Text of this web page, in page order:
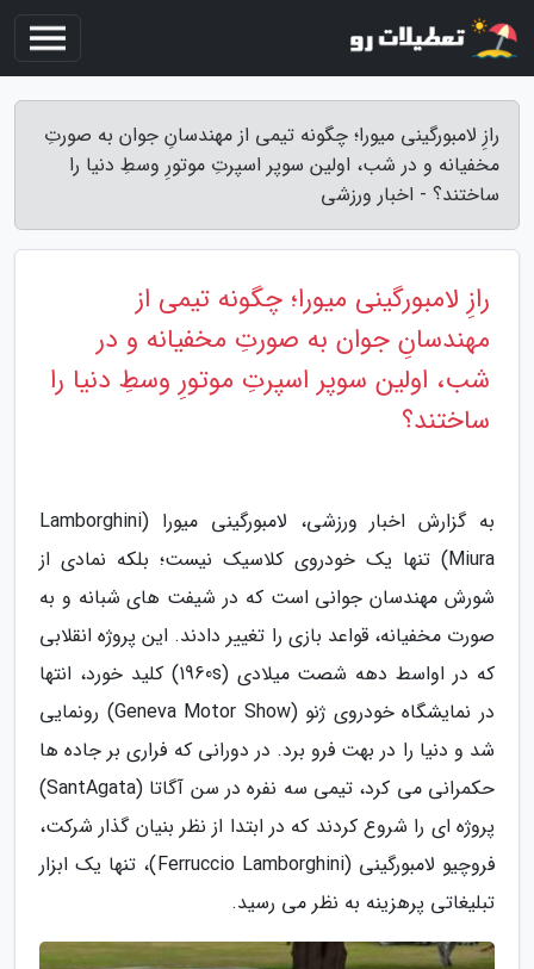
رازِ لامبورگینی میورا؛ چگونه تیمی از مهندسانِ جوان به صورتِ
مخفیانه و در شب، اولین سوپر اسپرتِ موتورِ وسطِ دنیا را
ساختند؟ - اخبار ورزشی
رازِ لامبورگینی میورا؛ چگونه تیمی از
مهندسانِ جوان به صورتِ مخفیانه و در
شب، اولین سوپر اسپرتِ موتورِ وسطِ دنیا را
ساختند؟
به گزارش اخبار ورزشی، لامبورگینی میورا (Lamborghini
Miura) تنها یک خودروی کلاسیک نیست؛ بلکه نمادی از
شورش مهندسان جوانی است که در شیفت های شبانه و به
صورت مخفیانه، قواعد بازی را تغییر دادند. این پروژه انقلابی
که در اواسط دهه شصت میلادی (1960s) کلید خورد، انتها
در نمایشگاه خودروی ژنو (Geneva Motor Show) رونمایی
شد و دنیا را در بهت فرو برد. در دورانی که فراری بر جاده ها
حکمرانی می کرد، تیمی سه نفره در سن آگاتا (SantAgata)
پروژه ای را شروع کردند که در ابتدا از نظر بنیان گذار شرکت،
فروچیو لامبورگینی (Ferruccio Lamborghini)، تنها یک ابزار
تبلیغاتی پرهزینه به نظر می رسید.